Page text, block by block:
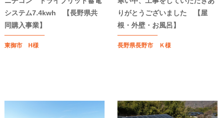
システム7.4kwh 【長野県共
同購入事業】
東御市 H様
りがとうございました 【屋
根・外壁・お風呂】
長野県長野市 Ｋ様